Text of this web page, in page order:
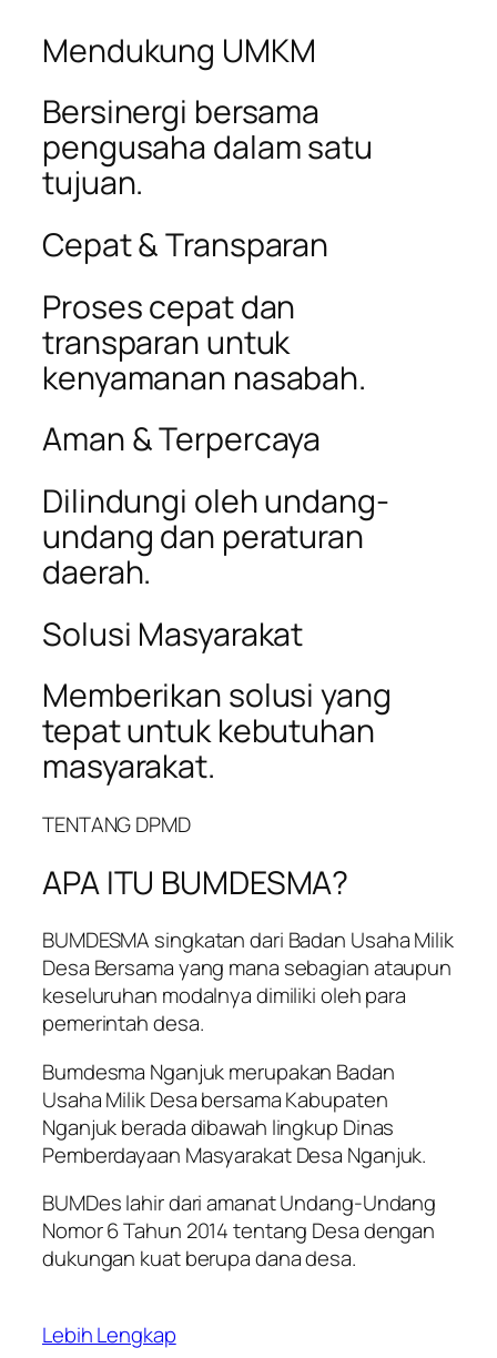
Mendukung UMKM
Bersinergi bersama
pengusaha dalam satu
tujuan.
Cepat & Transparan
Proses cepat dan
transparan untuk
kenyamanan nasabah.
Aman & Terpercaya
Dilindungi oleh undang-
undang dan peraturan
daerah.
Solusi Masyarakat
Memberikan solusi yang
tepat untuk kebutuhan
masyarakat.
TENTANG DPMD
APA ITU BUMDESMA?
BUMDESMA singkatan dari Badan Usaha Milik
Desa Bersama yang mana sebagian ataupun
keseluruhan modalnya dimiliki oleh para
pemerintah desa.
Bumdesma Nganjuk merupakan Badan
Usaha Milik Desa bersama Kabupaten
Nganjuk berada dibawah lingkup Dinas
Pemberdayaan Masyarakat Desa Nganjuk.
BUMDes lahir dari amanat Undang-Undang
Nomor 6 Tahun 2014 tentang Desa dengan
dukungan kuat berupa dana desa.
Lebih Lengkap